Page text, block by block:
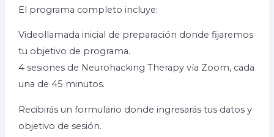
El programa completo incluye:
Videollamada inicial de preparación donde fijaremos
tu objetivo de programa.
4 sesiones de Neurohacking Therapy vía Zoom, cada
una de 45 minutos.
Recibirás un formulario donde ingresarás tus datos y
objetivo de sesión.